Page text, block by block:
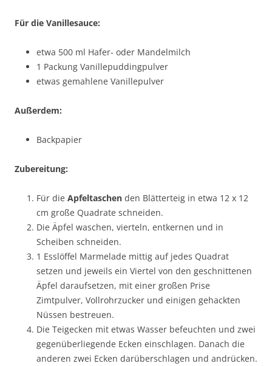
Für die Vanillesauce:
etwa 500 ml Hafer- oder Mandelmilch
1 Packung Vanillepuddingpulver
etwas gemahlene Vanillepulver
Außerdem:
Backpapier
Zubereitung:
Für die Apfeltaschen den Blätterteig in etwa 12 x 12
cm große Quadrate schneiden.
Die Äpfel waschen, vierteln, entkernen und in
Scheiben schneiden.
1 Esslöffel Marmelade mittig auf jedes Quadrat
setzen und jeweils ein Viertel von den geschnittenen
Äpfel daraufsetzen, mit einer großen Prise
Zimtpulver, Vollrohrzucker und einigen gehackten
Nüssen bestreuen.
Die Teigecken mit etwas Wasser befeuchten und zwei
gegenüberliegende Ecken einschlagen. Danach die
anderen zwei Ecken darüberschlagen und andrücken.